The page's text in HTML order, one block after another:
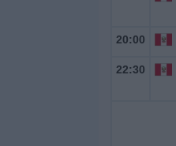
20:00
22:30